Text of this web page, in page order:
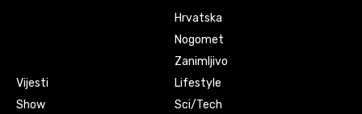
Vijesti
Show
Hrvatska
Nogomet
Zanimljivo
Lifestyle
Sci/Tech